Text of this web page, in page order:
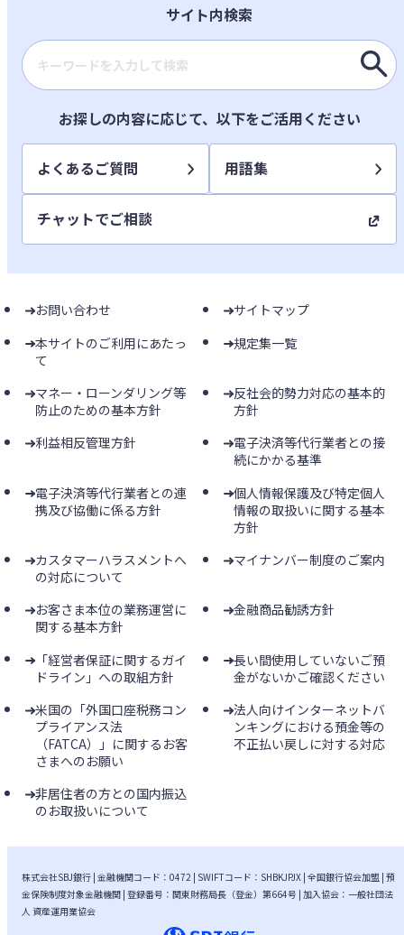
サイト内検索
検索キーワード入力
お探しの内容に応じて、以下をご活用ください
よくあるご質問 用語集
チャットでご相談
お問い合わせ
サイトマップ
本サイトのご利用にあたっ
て
規定集一覧
マネー・ローンダリング等
防止のための基本方針
反社会的勢力対応の基本的
方針
利益相反管理方針
電子決済等代行業者との接
続にかかる基準
電子決済等代行業者との連
携及び協働に係る方針
個人情報保護及び特定個人
情報の取扱いに関する基本
方針
カスタマーハラスメントへ
の対応について
マイナンバー制度のご案内
お客さま本位の業務運営に
関する基本方針
金融商品勧誘方針
「経営者保証に関するガイ
ドライン」への取組方針
長い間使用していないご預
金がないかご確認ください
米国の「外国口座税務コン
プライアンス法
（FATCA）」に関するお客
さまへのお願い
法人向けインターネットバ
ンキングにおける預金等の
不正払い戻しに対する対応
非居住者の方との国内振込
のお取扱いについて
株式会社SBJ銀行 | 金融機関コード：0472 | SWIFTコード：SHBKJPJX | 全国銀行協会加盟 | 預
金保険制度対象金融機関 | 登録番号：関東財務局長（登金）第664号 | 加入協会：一般社団法
人 資産運用業協会